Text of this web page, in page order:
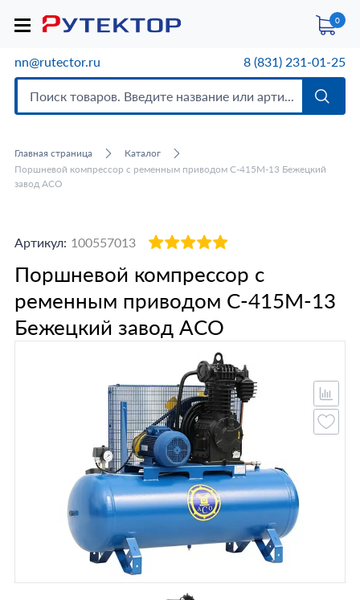
0
nn@rutector.ru 8 (831) 231-01-25
Главная страница
Каталог
Поршневой компрессор с ременным приводом С-415М-13 Бежецкий
завод АСО
Артикул: 100557013
Поршневой компрессор с
ременным приводом С-415М-13
Бежецкий завод АСО